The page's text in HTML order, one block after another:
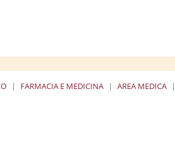
FARMACIA E MEDICINA AREA MEDICA